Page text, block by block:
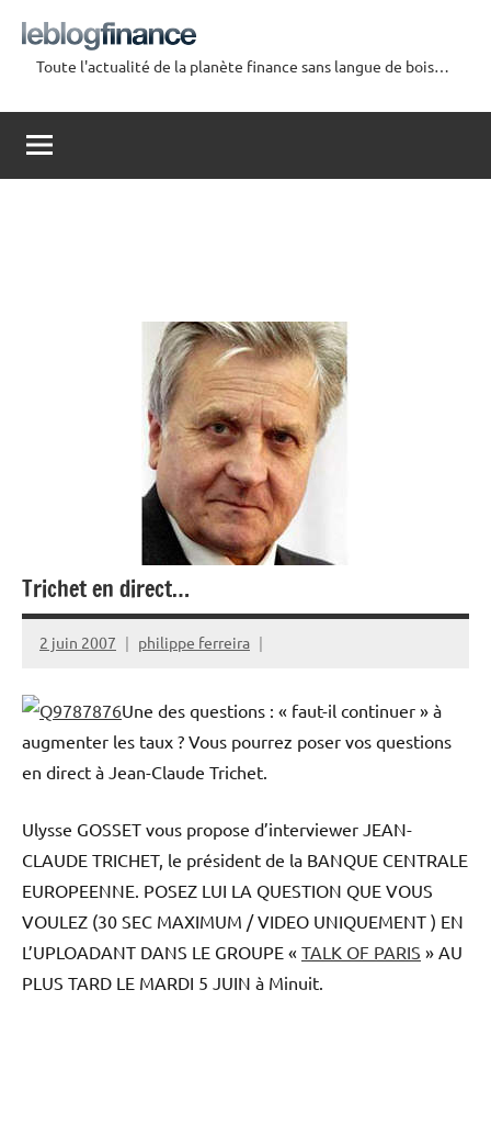
contenu
Blog
Finance
Toute l'actualité de la planète finance sans langue de bois…
Trichet en direct…
2 juin 2007 philippe ferreira
Une des questions : « faut-il continuer » à
augmenter les taux ? Vous pourrez poser vos questions
en direct à Jean-Claude Trichet.
Ulysse GOSSET vous propose d’interviewer JEAN-
CLAUDE TRICHET, le président de la BANQUE CENTRALE
EUROPEENNE. POSEZ LUI LA QUESTION QUE VOUS
VOULEZ (30 SEC MAXIMUM / VIDEO UNIQUEMENT ) EN
L’UPLOADANT DANS LE GROUPE « TALK OF PARIS » AU
PLUS TARD LE MARDI 5 JUIN à Minuit.